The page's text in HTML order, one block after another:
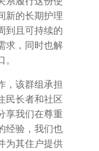
新的长期护理
到且可持续的
求，同时也解
，该群组承担
民长者和社区
享我们在尊重
经验，我们也
为其住户提供